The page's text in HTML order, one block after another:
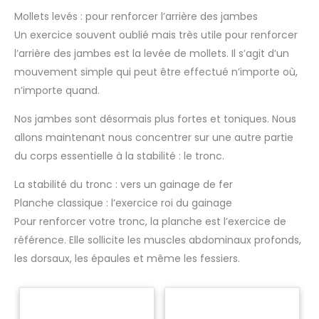
RISQUE - Les court leggings
pour femmes SINOPHANT
recherchent la qualité de
classe à un prix abordable! Si
vous n'aimez pas absolument
nous contacter et vous
Mollets levés : pour renforcer l’arrière des jambes
Un exercice souvent oublié mais très utile pour renforcer
l’arrière des jambes est la levée de mollets. Il s’agit d’un
mouvement simple qui peut être effectué n’importe où,
n’importe quand.
Nos jambes sont désormais plus fortes et toniques. Nous
allons maintenant nous concentrer sur une autre partie
du corps essentielle à la stabilité : le tronc.
La stabilité du tronc : vers un gainage de fer
Planche classique : l’exercice roi du gainage
Pour renforcer votre tronc, la planche est l’exercice de
référence. Elle sollicite les muscles abdominaux profonds,
les dorsaux, les épaules et même les fessiers.